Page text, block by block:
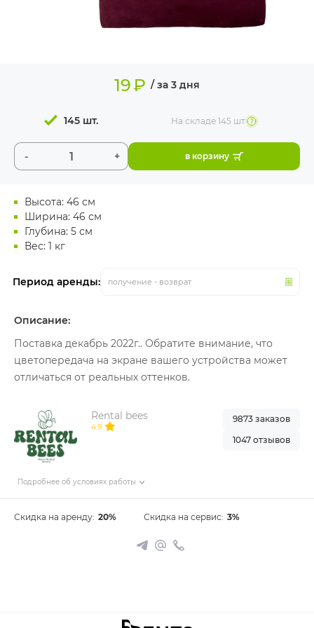
Высота: 46 см
Ширина: 46 см
Глубина: 5 см
Вес: 1 кг
Период аренды: получение - возврат
19₽ / за 3 дня
- +
145 шт. На складе 145 шт
в корзину
Описание:
Поставка декабрь 2022г.. Обратите внимание, что
цветопередача на экране вашего устройства может
отличаться от реальных оттенков.
Rental bees
4.9
Подробнее об условиях работы
9873 заказов
1047 отзывов
Скидка на аренду: 20% Скидка на сервис: 3%